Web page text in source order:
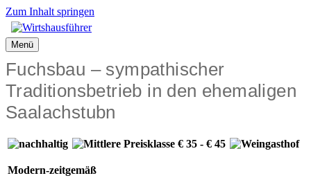
Zum Inhalt springen
Menü
Fuchsbau – sympathischer
Traditionsbetrieb in den ehemaligen
Saalachstubn
Modern-zeitgemäß